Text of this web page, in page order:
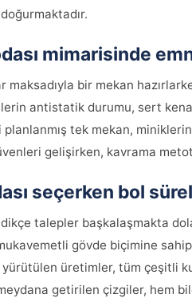
mimarisinde
maksadıyla bir mekan
antistatik durumu, sert
tek mekan,
gelişirken, kavrama
seçerken bol
talepler başkalaşmakta
gövde biçimine
üretimler, tüm çeşitli
getirilen çizgiler, hem